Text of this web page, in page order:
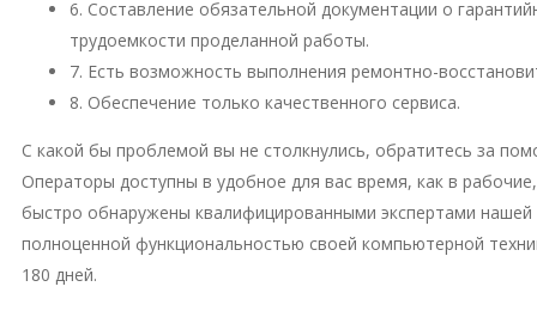
6. Составление обязательной документации о
трудоемкости проделанной работы.
7. Есть возможность выполнения ремонтно-
8. Обеспечение только качественного сервиса.
С какой бы проблемой вы не столкнулись, обратитесь за
Операторы доступны в удобное для вас время, как в
быстро обнаружены квалифицированными экспертами
полноценной функциональностью своей компьютерной
180 дней.